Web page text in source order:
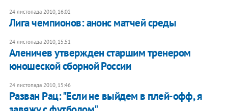
24 листопада 2010, 16:02
Лига чемпионов: анонс матчей среды
24 листопада 2010, 15:51
Аленичев утвержден старшим тренером
юношеской сборной России
24 листопада 2010, 15:46
Разван Рац: "Если не выйдем в плей-офф, я